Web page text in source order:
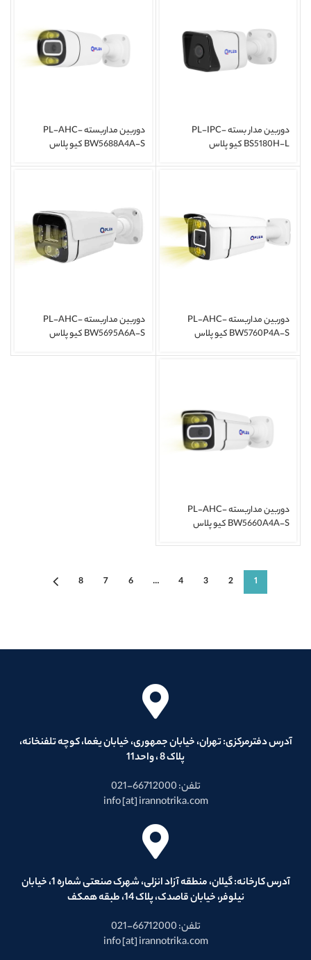
دوربین مدار بسته PL-IPC-
BS5180H-L کیو پلاس
دوربین مداربسته PL-AHC-
BW5688A4A-S کیو پلاس
دوربین مداربسته PL-AHC-
BW5760P4A-S کیو پلاس
دوربین مداربسته PL-AHC-
BW5695A6A-S کیو پلاس
دوربین مداربسته PL-AHC-
BW5660A4A-S کیو پلاس
1
2
3
4
…
6
7
8
آدرس دفترمرکزی: تهران، خیابان جمهوری، خیابان یغما، کوچه تلفنخانه،
پلاک 8 ، واحد11
تلفن: 66712000-021
info [at] irannotrika.com
آدرس کارخانه: گیلان، منطقه آزاد انزلی، شهرک صنعتی شماره 1، خیابان
نیلوفر، خیابان قاصدک، پلاک 14، طبقه همکف
تلفن: 66712000-021
info [at] irannotrika.com